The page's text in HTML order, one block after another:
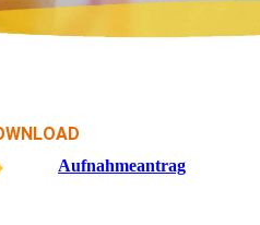
Aufnahmeantrag